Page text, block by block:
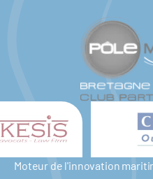
Moteur de l'innovation